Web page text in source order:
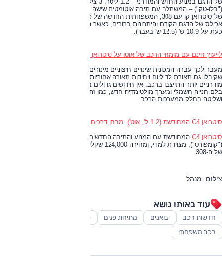
("בלו-טק") – המשתלב עם תיבה אוטומטית שישה הילוכים. בכך מיישרת המשפחתית
של סיטרואן קו עם 308, המשפחתית החדשה של פיג'ו. שינוי כפול זה מטפל בעקב
כעת על 10.9 ש' (12.5 ש' בעבר).
לייעוץ חינם עם מומחי הרכב של אוטו על סיטרואן C4 חייג ל-3262* או לחץ כאן
מעבר לכך עברה המכונית שינויים חיצוניים מינורים עם החלפת פנסים קדמיים
מודרניים יותר התייצבו ברכב. אין חידושים גדולים בתא הנוסעים, והרשימה כוללת
ושליטה בחלק ממערכות הרכב.
סיטרואן C4 המחודשת (1.2 ל', אוט'): מבחן דרכים (השקה)
סיטרואן C4
המחודשת עם המנוע והתיבה החדשים תוצע רק ברמת גימור אחת
("קומפורט"), מצוידת למדי, ומחירה 124,000 שקלים; תג מחיר נמוך משמעותית מזה
של ה-308.
צילום: מנהל
עוד באותו נושא
חדשות רכב יבואנים מתיחת פנים סופרמיני
רכב משפחתי